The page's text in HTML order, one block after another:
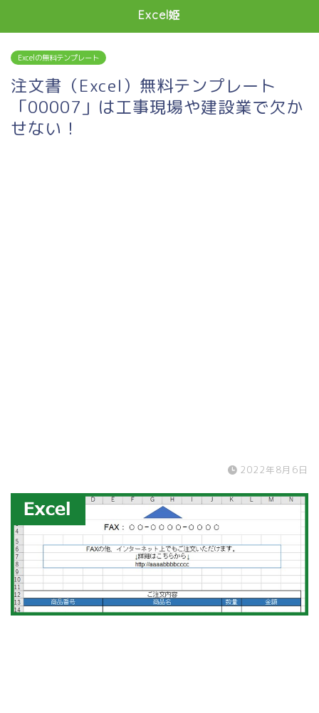
Excel姫
Excelの無料テンプレート
注文書（Excel）無料テンプレート
「00007」は工事現場や建設業で欠か
せない！
2022年8月6日